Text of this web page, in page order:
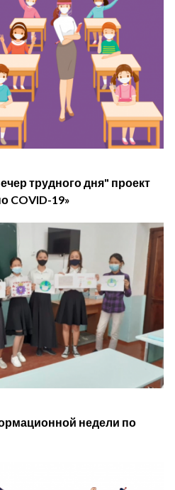
дня" проект
COVID-19»
недели по